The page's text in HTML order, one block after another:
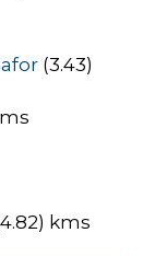
(3.43)
kms